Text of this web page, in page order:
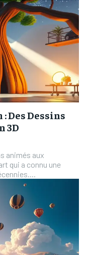
Des Dessins
3D
animés aux
qui a connu une